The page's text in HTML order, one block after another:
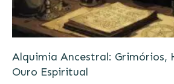
Alquimia Ancestral: Grimórios,
Ouro Espiritual